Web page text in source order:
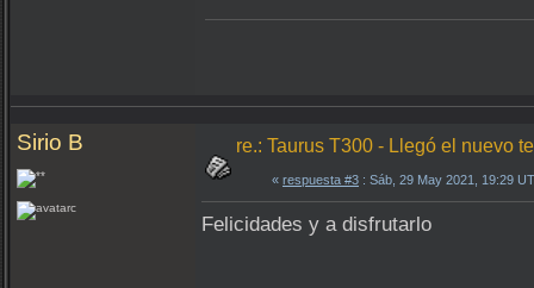
Sirio B re.: Taurus T300 - Llegó el nuevo
« respuesta #3 : Sáb, 29 May 2021, 19:29
Felicidades y a disfrutarlo